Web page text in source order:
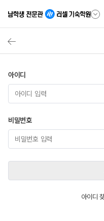
아이디
비밀번호
아이디